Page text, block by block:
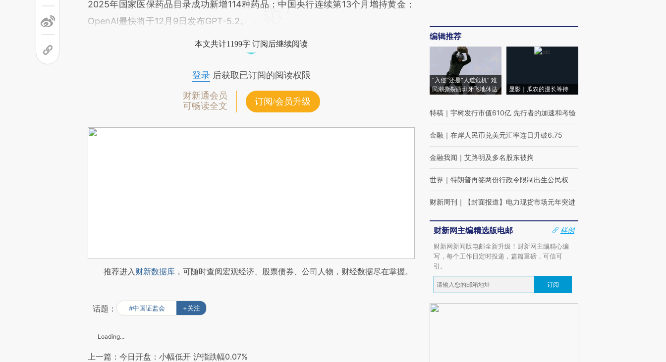
2025年国家医保药品目录成功新增114种药品；中国央行连续第13个月增持黄金；
OpenAI最快将于12月9日发布GPT-5.2。
本文共计1199字 订阅后继续阅读
登录后获取已订阅的阅读权限
财新通会员
可畅读全文
订阅/会员升级
推荐进入财新数据库 ，可随时查阅宏观经济、股票债券、公司人物，财经数据尽在掌握。
话题： #中国证监会 +关注
Loading...
上一篇：今日开盘：小幅低开 沪指跌幅0.07%
编辑推荐
“入侵”还是“人道危机” 难
民潮撕裂西班牙飞地休达
显影｜瓜农的漫长等待
特稿 ｜ 宇树发行市值610亿 先行者的加速和考验
金融 ｜ 在岸人民币兑美元汇率连日升破6.75
金融我闻 ｜ 艾路明及多名股东被拘
世界 ｜ 特朗普再签两份行政令限制出生公民权
财新周刊 ｜ 【封面报道】电力现货市场元年突进
财新网主编精选版电邮
样例
财新网新闻版电邮全新升级！财新网主编精心编
写，每个工作日定时投递，篇篇重磅，可信可
引。
订阅